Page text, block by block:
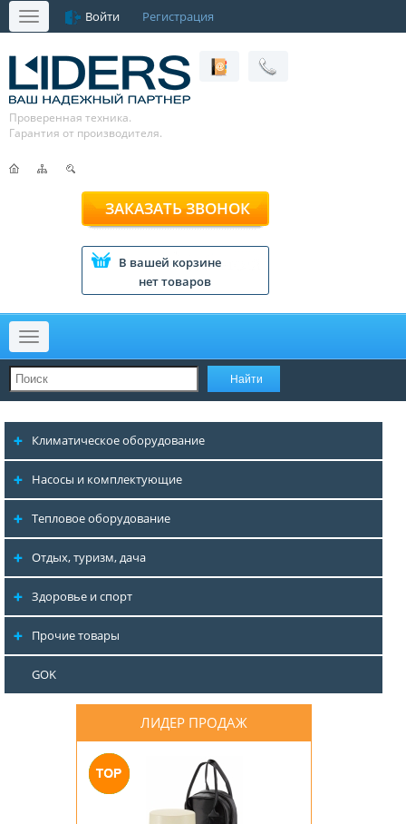
Меню Войти Регистрация
Проверенная техника.
Гарантия от производителя.
ЗАКАЗАТЬ ЗВОНОК
В вашей корзине
нет товаров
Меню
Климатическое оборудование
Насосы и комплектующие
Тепловое оборудование
Отдых, туризм, дача
Здоровье и спорт
Прочие товары
GOK
ЛИДЕР ПРОДАЖ